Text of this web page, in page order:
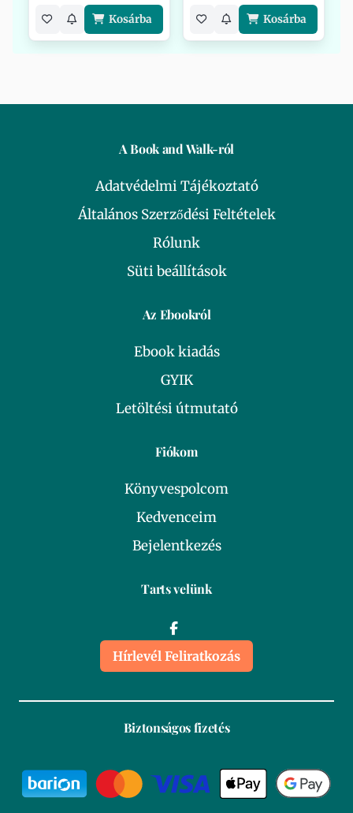
Kosárba Kosárba
A Book and Walk-ról
Adatvédelmi Tájékoztató
Általános Szerződési Feltételek
Rólunk
Süti beállítások
Az Ebookról
Ebook kiadás
GYIK
Letöltési útmutató
Fiókom
Könyvespolcom
Kedvenceim
Bejelentkezés
Tarts velünk
Hírlevél Feliratkozás
Biztonságos fizetés